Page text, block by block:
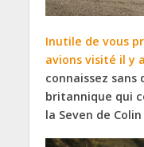
Inutile de vous
avions visité il y
connaissez
britannique qui
la Seven de